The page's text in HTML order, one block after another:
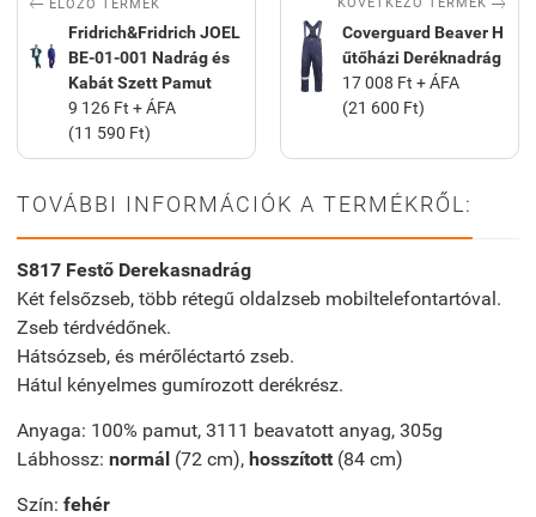
ELŐZŐ TERMÉK
Fridrich&Fridrich JOEL
BE-01-001 Nadrág és
Kabát Szett Pamut
9 126 Ft + ÁFA
(11 590 Ft)
Coverguard Beaver H
űtőházi Deréknadrág
17 008 Ft + ÁFA
(21 600 Ft)
TOVÁBBI INFORMÁCIÓK A TERMÉKRŐL:
S817 Festő Derekasnadrág
Két felsőzseb, több rétegű oldalzseb mobiltelefontartóval.
Zseb térdvédőnek.
Hátsózseb, és mérőléctartó zseb.
Hátul kényelmes gumírozott derékrész.
Anyaga: 100% pamut, 3111 beavatott anyag, 305g
Lábhossz: normál (72 cm), hosszított (84 cm)
Szín: fehér